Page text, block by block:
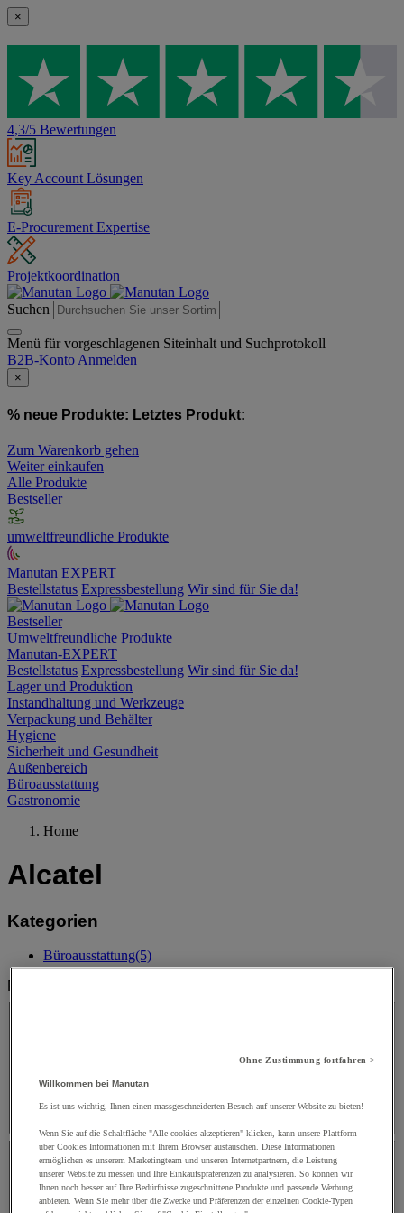
×
4,3/5 Bewertungen
Key Account Lösungen
E-Procurement Expertise
Projektkoordination
Suchen
Menü für vorgeschlagenen Siteinhalt und Suchprotokoll
B2B-Konto Anmelden
×
% neue Produkte: Letztes Produkt:
Zum Warenkorb gehen
Weiter einkaufen
Alle Produkte
Bestseller
umweltfreundliche Produkte
Manutan EXPERT
Bestellstatus Expressbestellung Wir sind für Sie da!
Bestseller
Umweltfreundliche Produkte
Manutan-EXPERT
Bestellstatus Expressbestellung Wir sind für Sie da!
Lager und Produktion
Instandhaltung und Werkzeuge
Verpackung und Behälter
Hygiene
Sicherheit und Gesundheit
Außenbereich
Büroausstattung
Gastronomie
Home
Alcatel
Kategorien
Büroausstattung(5)
Facettenwert Alcatel ( 5 Alcatel (5)
PREIS
PREIS
Ohne Zustimmung fortfahren >
Willkommen bei Manutan
Es ist uns wichtig, Ihnen einen massgeschneiderten Besuch auf unserer Website zu bieten!
Wenn Sie auf die Schaltfläche "Alle cookies akzeptieren" klicken, kann unsere Plattform
über Cookies Informationen mit Ihrem Browser austauschen. Diese Informationen
ermöglichen es unserem Marketingteam und unseren Internetpartnern, die Leistung
unserer Website zu messen und Ihre Einkaufspräferenzen zu analysieren. So können wir
Ihnen noch besser auf Ihre Bedürfnisse zugeschnittene Produkte und passende Werbung
anbieten. Wenn Sie mehr über die Zwecke und Präferenzen der einzelnen Cookie-Typen